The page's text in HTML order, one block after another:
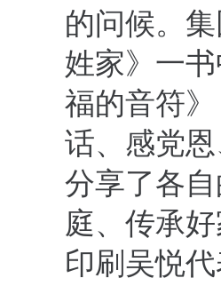
的问候。
姓家》一
福的音符
话、感党
分享了各
庭、传承
印刷吴悦